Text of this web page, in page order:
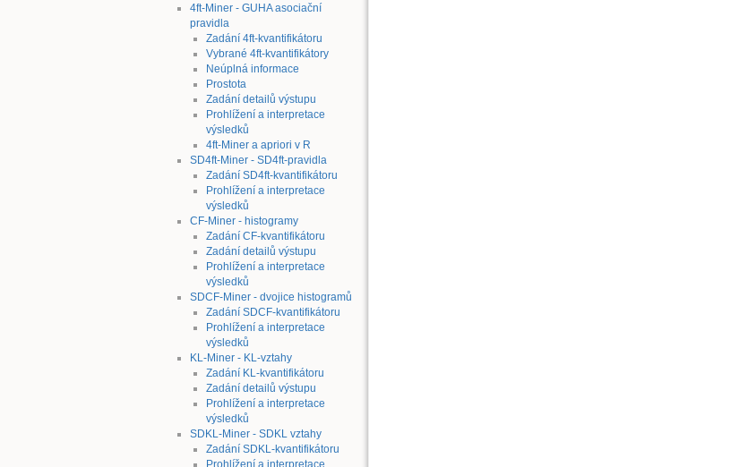
4ft-Miner - GUHA asociační
pravidla
Zadání 4ft-kvantifikátoru
Vybrané 4ft-kvantifikátory
Neúplná informace
Prostota
Zadání detailů výstupu
Prohlížení a interpretace
výsledků
4ft-Miner a apriori v R
SD4ft-Miner - SD4ft-pravidla
Zadání SD4ft-kvantifikátoru
Prohlížení a interpretace
výsledků
CF-Miner - histogramy
Zadání CF-kvantifikátoru
Zadání detailů výstupu
Prohlížení a interpretace
výsledků
SDCF-Miner - dvojice histogramů
Zadání SDCF-kvantifikátoru
Prohlížení a interpretace
výsledků
KL-Miner - KL-vztahy
Zadání KL-kvantifikátoru
Zadání detailů výstupu
Prohlížení a interpretace
výsledků
SDKL-Miner - SDKL vztahy
Zadání SDKL-kvantifikátoru
Prohlížení a interpretace